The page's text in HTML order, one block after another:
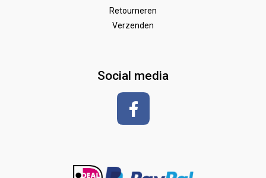
hoeven
vlechten en toiletteren
Zadeldekken & toebehoren
Shirt met korte mouwen
Retourneren
Verzenden
Social media